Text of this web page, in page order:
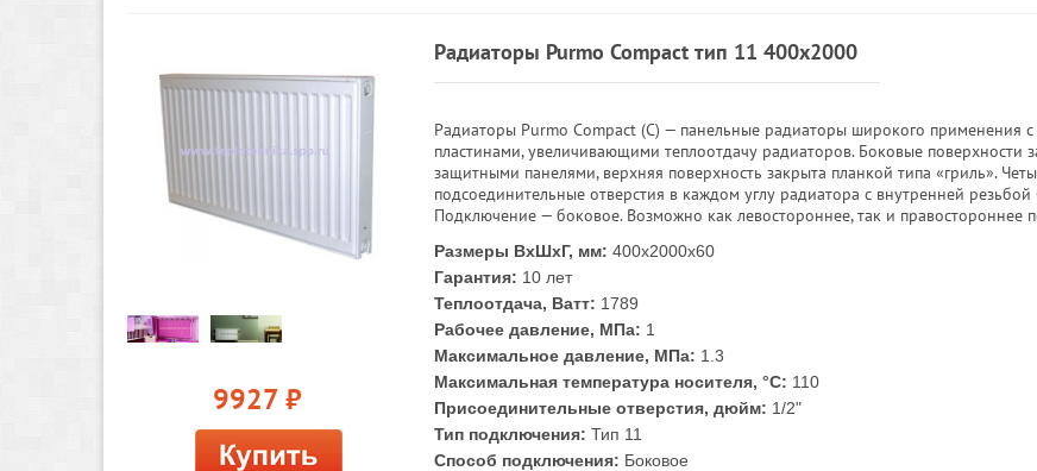
9927 руб.
Радиаторы Purmo Compact тип 11 400х2000
Радиаторы Purmo Compact (C) — панельные радиаторы широкого применения
пластинами, увеличивающими теплоотдачу радиаторов. Боковые поверхности
защитными панелями, верхняя поверхность закрыта планкой типа «гриль».
подсоединительные отверстия в каждом углу радиатора с внутренней резьбой
Подключение — боковое. Возможно как левостороннее, так и правостороннее
Размеры ВхШхГ, мм: 400х2000x60
Гарантия: 10 лет
Теплоотдача, Ватт: 1789
Рабочее давление, МПа: 1
Максимальное давление, МПа: 1.3
Максимальная температура носителя, °С: 110
Присоединительные отверстия, дюйм: 1/2"
Тип подключения: Тип 11
Способ подключения: Боковое